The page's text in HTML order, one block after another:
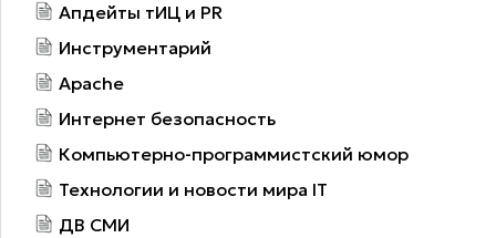
Апдейты тИЦ и PR
Инструментарий
Apache
Интернет безопасность
Компьютерно-программистский юмор
Технологии и новости мира IT
ДВ СМИ